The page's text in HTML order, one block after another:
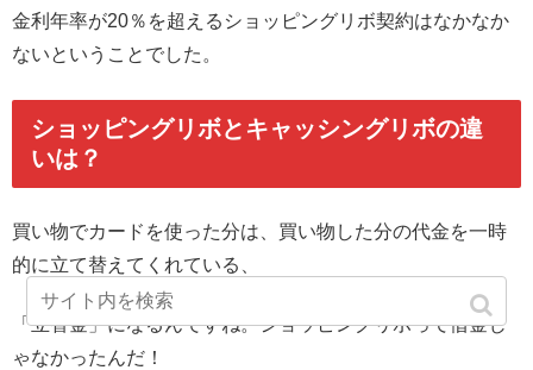
金利年率が20％を超えるショッピングリボ契約はなかなか
ないということでした。
ショッピングリボとキャッシングリボの違
いは？
買い物でカードを使った分は、買い物した分の代金を一時
的に立て替えてくれている、
「立替金」になるんですね。ショッピングリボって借金じ
ゃなかったんだ！